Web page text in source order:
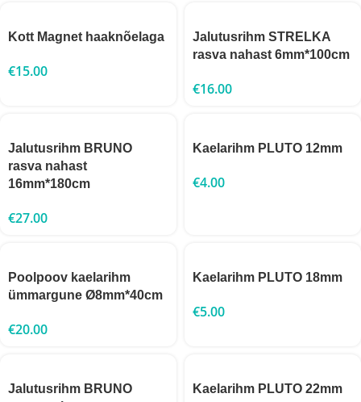
Kott Magnet haaknõelaga
€15.00
Jalutusrihm STRELKA
rasva nahast 6mm*100cm
€16.00
Jalutusrihm BRUNO
rasva nahast
16mm*180cm
€27.00
Kaelarihm PLUTO 12mm
€4.00
Poolpoov kaelarihm
ümmargune Ø8mm*40cm
€20.00
Kaelarihm PLUTO 18mm
€5.00
Jalutusrihm BRUNO
Kaelarihm PLUTO 22mm